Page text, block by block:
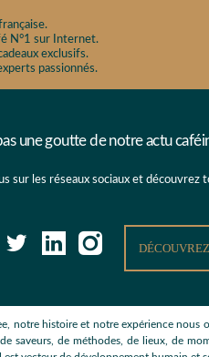
N°1 sur Internet.
exclusifs.
passionnés.
une goutte de notre actu
sur les réseaux sociaux et découvrez
notre histoire et notre expérience nous
saveurs, de méthodes, de lieux, de